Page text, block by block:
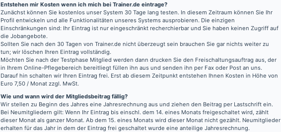
Entstehen mir Kosten wenn ich mich bei Trainer.de eintrage?
Zunächst können Sie kostenlos unser System 30 Tage lang testen. In diesem Zeitraum können Sie Ihr
Profil entwickeln und alle Funktionalitäten unseres Systems ausprobieren. Die einzigen
Einschränkungen sind: Ihr Eintrag ist nur eingeschränkt recherchierbar und Sie haben keinen Zugriff auf
die Jobangebote.
Sollten Sie nach den 30 Tagen von Trainer.de nicht überzeugt sein brauchen Sie gar nichts weiter zu
tun; wir löschen Ihren Eintrag vollständig.
Möchten Sie nach der Testphase Mitglied werden dann drucken Sie den Freischaltungsauftrag aus, der
in Ihrem Online-Pflegebereich bereitliegt füllen ihn aus und senden ihn per Fax oder Post an uns.
Darauf hin schalten wir Ihren Eintrag frei. Erst ab diesem Zeitpunkt entstehen Ihnen Kosten in Höhe von
Euro 7,50 / Monat zzgl. MwSt.
Wie und wann wird der Mitgliedsbeitrag fällig?
Wir stellen zu Beginn des Jahres eine Jahresrechnung aus und ziehen den Beitrag per Lastschrift ein.
Bei Neumitgliedern gilt: Wenn Ihr Eintrag bis einschl. dem 14. eines Monats freigeschaltet wird, zählt
dieser Monat als ganzer Monat. Ab dem 15. eines Monats wird dieser Monat nicht gezählt. Neumitglieder
erhalten für das Jahr in dem der Eintrag frei geschaltet wurde eine anteilige Jahresrechnung.